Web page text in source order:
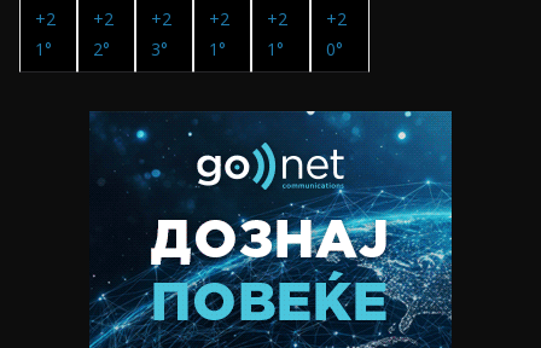
+2
1°
+2
2°
+2
3°
+2
1°
+2
1°
+2
0°